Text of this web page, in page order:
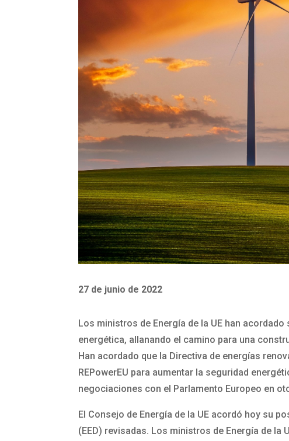
27 de junio de 2022
Los ministros de Energía de la UE han
energética, allanando el camino para una
Han acordado que la Directiva de energías
REPowerEU para aumentar la seguridad
negociaciones con el Parlamento Europeo en
El Consejo de Energía de la UE acordó hoy su
(EED) revisadas. Los ministros de Energía de la